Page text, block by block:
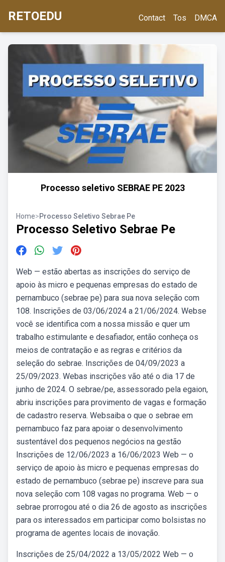
RETOEDU Contact Tos DMCA
Processo seletivo SEBRAE PE 2023
Home>Processo Seletivo Sebrae Pe
Processo Seletivo Sebrae Pe
Web — estão abertas as inscrições do serviço de
apoio às micro e pequenas empresas do estado de
pernambuco (sebrae pe) para sua nova seleção com
108. Inscrições de 03/06/2024 a 21/06/2024. Webse
você se identifica com a nossa missão e quer um
trabalho estimulante e desafiador, então conheça os
meios de contratação e as regras e critérios da
seleção do sebrae. Inscrições de 04/09/2023 a
25/09/2023. Webas inscrições vão até o dia 17 de
junho de 2024. O sebrae/pe, assessorado pela egaion,
abriu inscrições para provimento de vagas e formação
de cadastro reserva. Websaiba o que o sebrae em
pernambuco faz para apoiar o desenvolvimento
sustentável dos pequenos negócios na gestão
Inscrições de 12/06/2023 a 16/06/2023 Web — o
serviço de apoio às micro e pequenas empresas do
estado de pernambuco (sebrae pe) inscreve para sua
nova seleção com 108 vagas no programa. Web — o
sebrae prorrogou até o dia 26 de agosto as inscrições
para os interessados em participar como bolsistas no
programa de agentes locais de inovação.
Inscrições de 25/04/2022 a 13/05/2022 Web — o